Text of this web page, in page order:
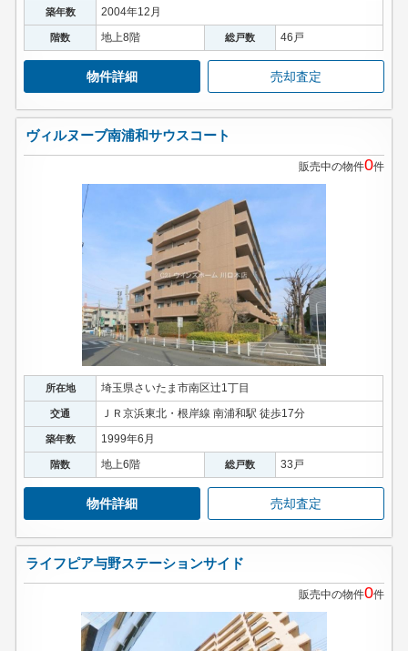
築年数 2004年12月
階数 地上8階 総戸数 46戸
物件詳細 売却査定
ヴィルヌーブ南浦和サウスコート
販売中の物件0件
所在地 埼玉県さいたま市南区辻1丁目
交通 ＪＲ京浜東北・根岸線 南浦和駅 徒歩17分
築年数 1999年6月
階数 地上6階 総戸数 33戸
物件詳細 売却査定
ライフピア与野ステーションサイド
販売中の物件0件